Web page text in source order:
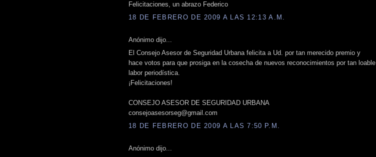
Felicitaciones, un abrazo Federico
18 DE FEBRERO DE 2009 A LAS 12:13 A.M.
Anónimo dijo...
El Consejo Asesor de Seguridad Urbana felicita a Ud. por tan merecido premio y
hace votos para que prosiga en la cosecha de nuevos reconocimientos por tan loable
labor periodística.
¡Felicitaciones!
CONSEJO ASESOR DE SEGURIDAD URBANA
consejoasesorseg@gmail.com
18 DE FEBRERO DE 2009 A LAS 7:50 P.M.
Anónimo dijo...